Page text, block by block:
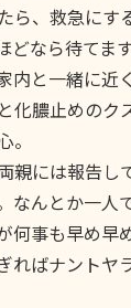
ら、救急にす
どなら待てます
内と一緒に
化膿止めのク
親には報告
なんとか一
何事も早め
ればナントヤ